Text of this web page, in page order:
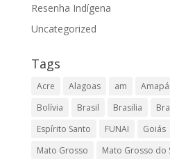
Resenha Indígena
Uncategorized
Tags
Acre Alagoas am Amapá
Bolívia
Brasil Brasilia
Espírito Santo
FUNAI Goiás
Mato Grosso
Mato Grosso do